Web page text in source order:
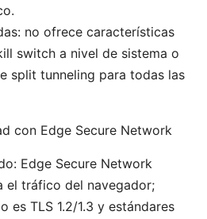
no ofrece características
switch a nivel de sistema o
split tunneling para todas las
con Edge Secure Network
Edge Secure Network
el tráfico del navegador;
es TLS 1.2/1.3 y estándares